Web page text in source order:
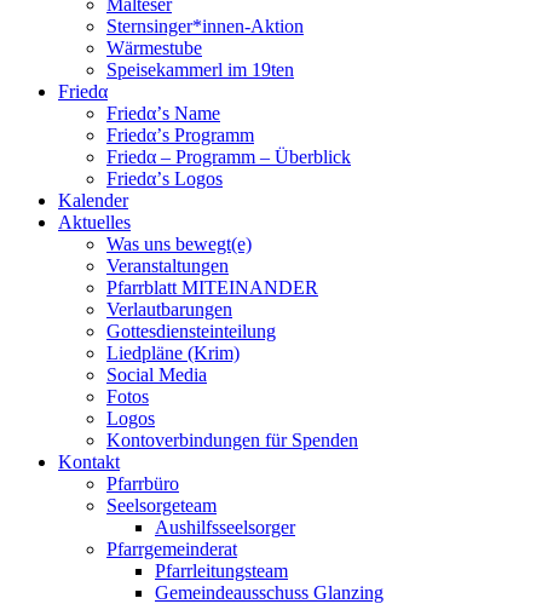
Malteser
Sternsinger*innen-Aktion
Wärmestube
Speisekammerl im 19ten
Friedα
Friedα’s Name
Friedα’s Programm
Friedα – Programm – Überblick
Friedα’s Logos
Kalender
Aktuelles
Was uns bewegt(e)
Veranstaltungen
Pfarrblatt MITEINANDER
Verlautbarungen
Gottesdiensteinteilung
Liedpläne (Krim)
Social Media
Fotos
Logos
Kontoverbindungen für Spenden
Kontakt
Pfarrbüro
Seelsorgeteam
Aushilfsseelsorger
Pfarrgemeinderat
Pfarrleitungsteam
Gemeindeausschuss Glanzing